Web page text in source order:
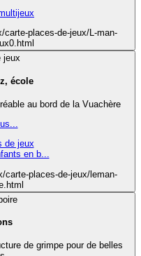
places-de-jeux/L-man-
jeux
école
au bord de la Vuachère
de jeux
en b...
carte-places-de-jeux/leman-
de grimpe pour de belles